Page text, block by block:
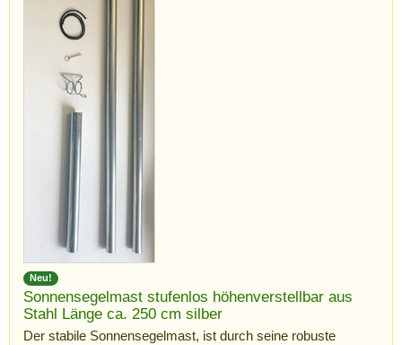
Neu!
Sonnensegelmast stufenlos höhenverstellbar aus
Stahl Länge ca. 250 cm silber
Der stabile Sonnensegelmast, ist durch seine robuste